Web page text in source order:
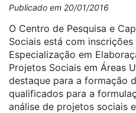
Publicado em 20/01/2016
O Centro de Pesquisa e
Sociais está com
Especialização em
Projetos Sociais em Áreas
destaque para a formação
qualificados para a
análise de projetos sociais